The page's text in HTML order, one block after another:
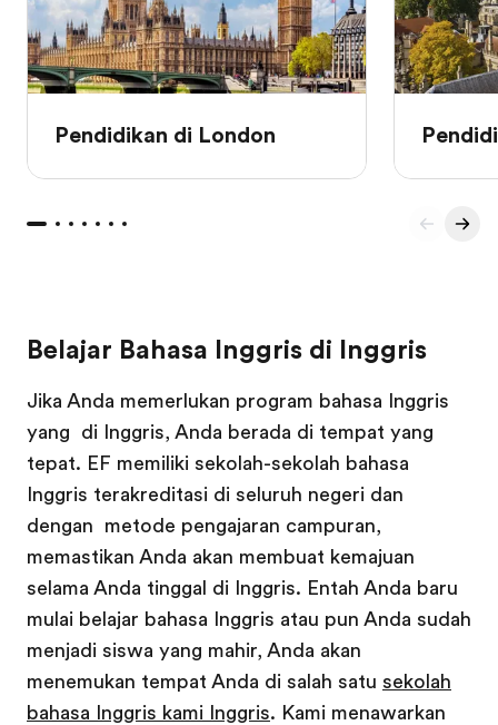
Pendidikan di London
Belajar Bahasa Inggris di Inggris
Jika Anda memerlukan program bahasa Inggris
yang di Inggris, Anda berada di tempat yang
tepat. EF memiliki sekolah-sekolah bahasa
Inggris terakreditasi di seluruh negeri dan
dengan metode pengajaran campuran,
memastikan Anda akan membuat kemajuan
selama Anda tinggal di Inggris. Entah Anda baru
mulai belajar bahasa Inggris atau pun Anda sudah
menjadi siswa yang mahir, Anda akan
menemukan tempat Anda di salah satu sekolah
bahasa Inggris kami Inggris. Kami menawarkan